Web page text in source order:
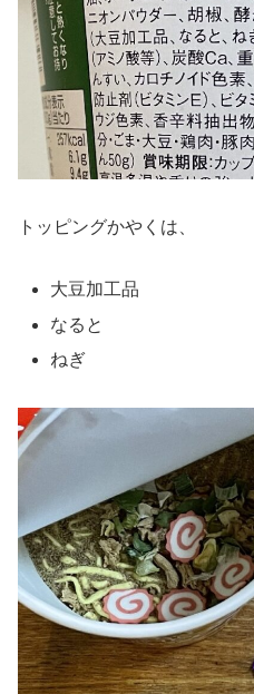
トッピングかやくは、
大豆加工品
なると
ねぎ